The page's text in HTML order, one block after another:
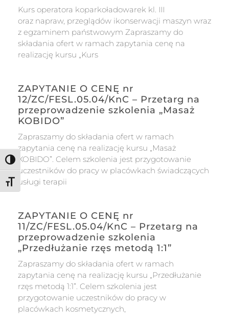
Toggle High Contrast
Toggle Font size
Kurs operatora koparkoładowarek kl. III
oraz napraw, przeglądów ikonserwacji maszyn wraz
z egzaminem państwowym Zapraszamy do
składania ofert w ramach zapytania cenę na
realizację kursu „Kurs
ZAPYTANIE O CENĘ nr
12/ZC/FESL.05.04/KnC – Przetarg na
przeprowadzenie szkolenia „Masaż
KOBIDO”
Zapraszamy do składania ofert w ramach
zapytania cenę na realizację kursu „Masaż
KOBIDO”. Celem szkolenia jest przygotowanie
uczestników do pracy w placówkach świadczących
usługi terapii
ZAPYTANIE O CENĘ nr
11/ZC/FESL.05.04/KnC – Przetarg na
przeprowadzenie szkolenia
„Przedłużanie rzęs metodą 1:1”
Zapraszamy do składania ofert w ramach
zapytania cenę na realizację kursu „Przedłużanie
rzęs metodą 1:1”. Celem szkolenia jest
przygotowanie uczestników do pracy w
placówkach kosmetycznych,